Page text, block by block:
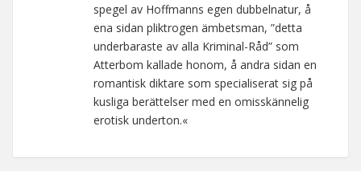
spegel av Hoffmanns egen dubbelnatur, å
ena sidan pliktrogen ämbetsman, ”detta
underbaraste av alla Kriminal-Råd” som
Atterbom kallade honom, å andra sidan en
romantisk diktare som specialiserat sig på
kusliga berättelser med en omisskännelig
erotisk underton.«